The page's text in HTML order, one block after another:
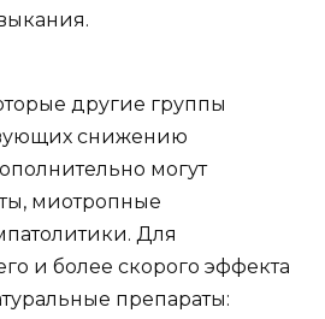
другие группы
снижению
могут
миотропные
Для
и более скорого эффекта
препараты: